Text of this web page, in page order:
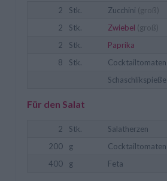
2 Stk. Zucchini (groß)
2
Stk. Zwiebel (groß)
2
Stk.
Paprika
8
Stk.
Cocktailtomaten
Schaschlikspieße
Für den Salat
2 Stk.
Salatherzen
200
g
Cocktailtomaten
400
g Feta